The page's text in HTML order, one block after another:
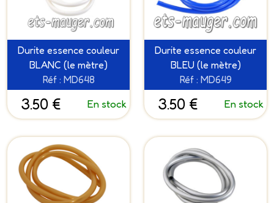
Durite essence couleur
BLANC (le mètre)
Réf : MD648
3.50 € En stock
Durite essence couleur
BLEU (le mètre)
Réf : MD649
3.50 € En stock